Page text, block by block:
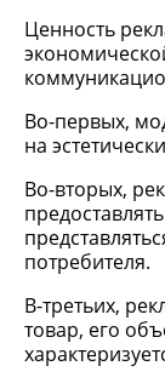
Ценность
Во-первых,
на
Во-вторых,
потребителя.
В-третьих,
товар, его